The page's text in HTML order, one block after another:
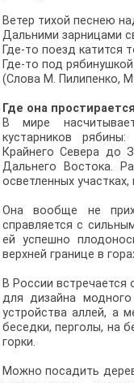
Ветер тихой песнею
Дальними зарницами
Где-то поезд катится
Где-то под
(Слова М. Пилипенко,
Где она простирается
В мире
кустарников
Крайнего Севера до
Дальнего Востока.
осветленных
Она вообще не
справляется с
ей успешно
верхней границе в
В России встречается
для дизайна
устройства аллей, а
беседки, перголы, на
горки.
Можно посадить